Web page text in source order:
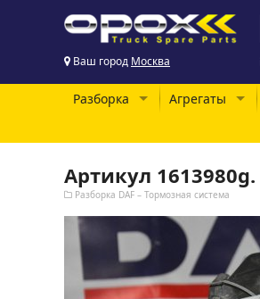
Ваш город Москва
Разборка Агрегаты
Артикул
Разборка DAF – Тормозная система